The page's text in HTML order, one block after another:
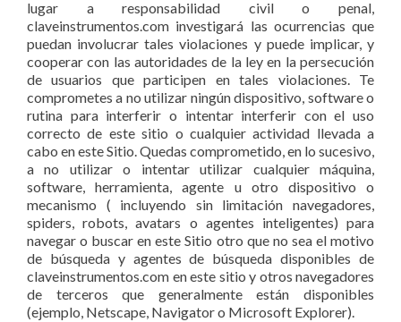
lugar a responsabilidad civil o penal,
claveinstrumentos.com investigará las ocurrencias que
puedan involucrar tales violaciones y puede implicar, y
cooperar con las autoridades de la ley en la persecución
de usuarios que participen en tales violaciones. Te
comprometes a no utilizar ningún dispositivo, software o
rutina para interferir o intentar interferir con el uso
correcto de este sitio o cualquier actividad llevada a
cabo en este Sitio. Quedas comprometido, en lo sucesivo,
a no utilizar o intentar utilizar cualquier máquina,
software, herramienta, agente u otro dispositivo o
mecanismo ( incluyendo sin limitación navegadores,
spiders, robots, avatars o agentes inteligentes) para
navegar o buscar en este Sitio otro que no sea el motivo
de búsqueda y agentes de búsqueda disponibles de
claveinstrumentos.com en este sitio y otros navegadores
de terceros que generalmente están disponibles
(ejemplo, Netscape, Navigator o Microsoft Explorer).